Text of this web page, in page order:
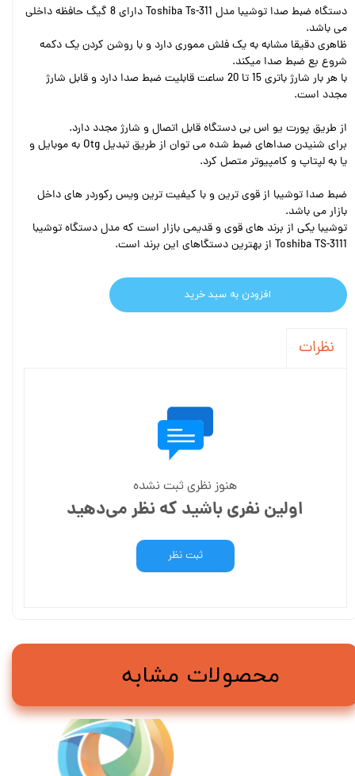
دستگاه ضبط صدا توشیبا مدل Toshiba Ts-311 دارای 8 گیگ حافظه داخلی
می باشد.
ظاهری دقیقا مشابه به یک فلش مموری دارد و با روشن کردن یک دکمه
شروع بع ضبط صدا میکند.
با هر بار شارژ باتری 15 تا 20 ساعت قابلیت ضبط صدا دارد و قابل شارژ
مجدد است.
از طریق پورت یو اس بی دستگاه قابل اتصال و شارژ مجدد دارد.
برای شنیدن صداهای ضبط شده می توان از طریق تبدیل Otg به موبایل و
یا به لپتاپ و کامپیوتر متصل کرد.
ضبط صدا توشیبا از قوی ترین و با کیفیت ترین ویس رکوردر های داخل
بازار می باشد.
توشیبا یکی از برند های قوی و قدیمی بازار است که مدل دستگاه توشیبا
Toshiba TS-3111 از بهترین دستگاهای این برند است.
افزودن به سبد خرید
نظرات
هنوز نظری ثبت نشده
اولین نفری باشید که نظر می‌دهید
ثبت نظر
محصولات مشابه